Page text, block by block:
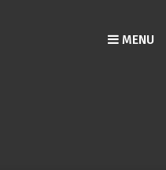
MENU